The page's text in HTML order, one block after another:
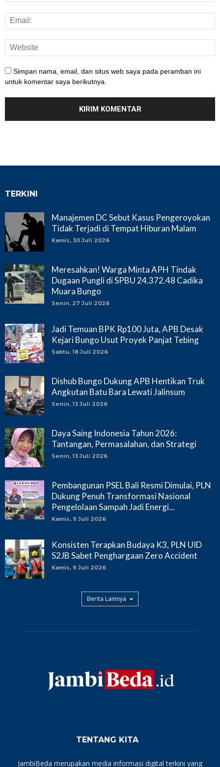
Simpan nama, email, dan situs web saya pada peramban ini
untuk komentar saya berikutnya.
TERKINI
Manajemen DC Sebut Kasus Pengeroyokan
Tidak Terjadi di Tempat Hiburan Malam
Kamis, 30 Juli 2026
Meresahkan! Warga Minta APH Tindak
Dugaan Pungli di SPBU 24.372.48 Cadika
Muara Bungo
Senin, 27 Juli 2026
Jadi Temuan BPK Rp100 Juta, APB Desak
Kejari Bungo Usut Proyek Panjat Tebing
Sabtu, 18 Juli 2026
Dishub Bungo Dukung APB Hentikan Truk
Angkutan Batu Bara Lewati Jalinsum
Senin, 13 Juli 2026
Daya Saing Indonesia Tahun 2026:
Tantangan, Permasalahan, dan Strategi
Senin, 13 Juli 2026
Pembangunan PSEL Bali Resmi Dimulai, PLN
Dukung Penuh Transformasi Nasional
Pengelolaan Sampah Jadi Energi...
Kamis, 9 Juli 2026
Konsisten Terapkan Budaya K3, PLN UID
S2JB Sabet Penghargaan Zero Accident
Kamis, 9 Juli 2026
Berita Lainnya
TENTANG KITA
JambiBeda merupakan media informasi digital terkini yang